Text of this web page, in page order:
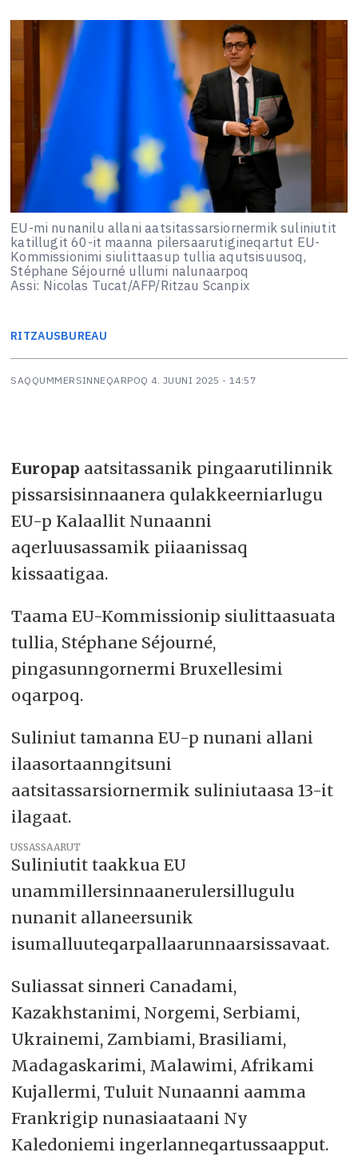
EU-mi nunanilu allani aatsitassarsiornermik suliniutit
katillugit 60-it maanna pilersaarutigineqartut EU-
Kommissionimi siulittaasup tullia aqutsisuusoq,
Stéphane Séjourné ullumi nalunaarpoq
Assi: Nicolas Tucat/AFP/Ritzau Scanpix
RITZAUSBUREAU
SAQQUMMERSINNEQARPOQ 4. JUUNI 2025 - 14:57
Europap aatsitassanik pingaarutilinnik
pissarsisinnaanera qulakkeerniarlugu
EU-p Kalaallit Nunaanni
aqerluusassamik piiaanissaq
kissaatigaa.
Taama EU-Kommissionip siulittaasuata
tullia, Stéphane Séjourné,
pingasunngornermi Bruxellesimi
oqarpoq.
Suliniut tamanna EU-p nunani allani
ilaasortaanngitsuni
aatsitassarsiornermik suliniutaasa 13-it
ilagaat.
USSASSAARUT
Suliniutit taakkua EU
unammillersinnaanerulersillugulu
nunanit allaneersunik
isumalluuteqarpallaarunnaarsissavaat.
Suliassat sinneri Canadami,
Kazakhstanimi, Norgemi, Serbiami,
Ukrainemi, Zambiami, Brasiliami,
Madagaskarimi, Malawimi, Afrikami
Kujallermi, Tuluit Nunaanni aamma
Frankrigip nunasiaataani Ny
Kaledoniemi ingerlanneqartussaapput.